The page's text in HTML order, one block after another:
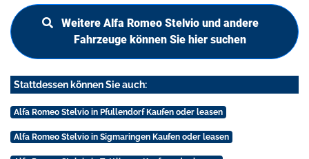
Weitere Alfa Romeo Stelvio und andere
Fahrzeuge können Sie hier suchen
Stattdessen können Sie auch:
Alfa Romeo Stelvio in Pfullendorf Kaufen oder leasen
Alfa Romeo Stelvio in Sigmaringen Kaufen oder leasen